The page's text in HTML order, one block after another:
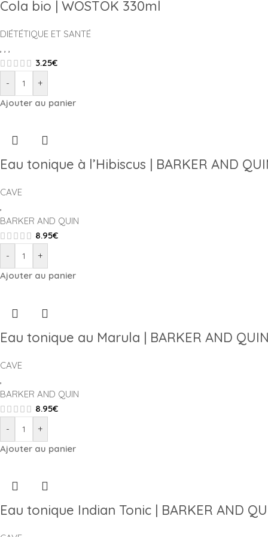
Cola bio | WOSTOK 330ml
DIÉTÉTIQUE ET SANTÉ
3.25€
-
+
Ajouter au panier
Eau tonique à l’Hibiscus | BARKER AND
CAVE
,
BARKER AND QUIN
8.95€
-
+
Ajouter au panier
Eau tonique au Marula | BARKER AND
CAVE
BARKER AND QUIN
8.95€
-
+
Ajouter au panier
Eau tonique Indian Tonic | BARKER AND